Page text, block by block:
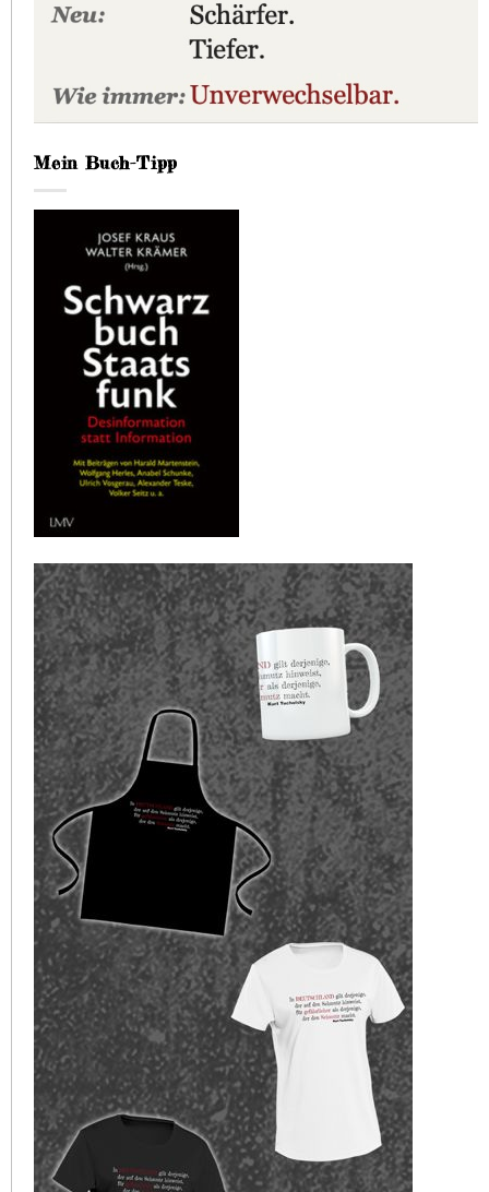
Mein Buch-Tipp